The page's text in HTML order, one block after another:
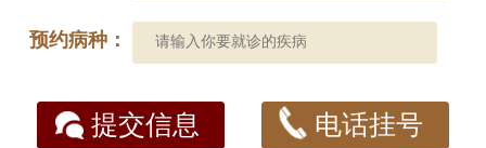
预约病种：
提交信息 电话挂号